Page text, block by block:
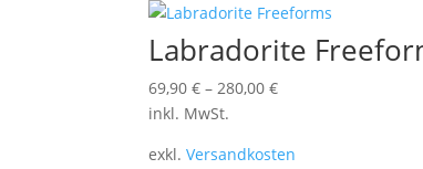
Labradorite
69,90€ –280,00€
inkl. MwSt.
exkl.Versandkosten